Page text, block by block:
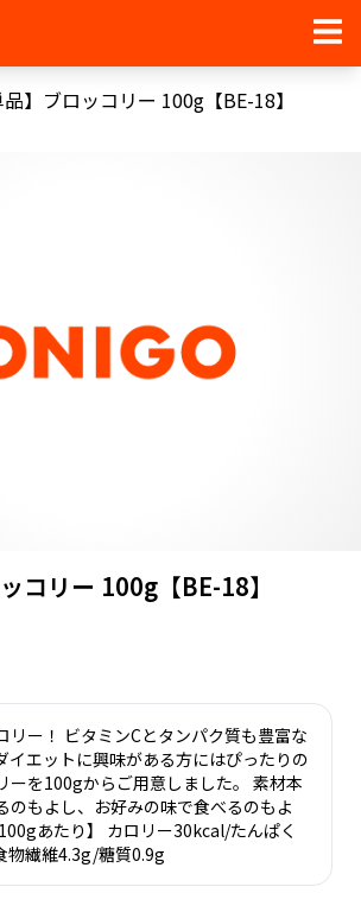
品】ブロッコリー 100g【BE-18】
コリー 100g【BE-18】
リー！ ビタミンCとタンパク質も豊富な
イエットに興味がある方にはぴったりの
ーを100gからご用意しました。 素材本
のもよし、お好みの味で食べるのもよ
あたり】 カロリー30kcal/たんぱく
繊維4.3g/糖質0.9g